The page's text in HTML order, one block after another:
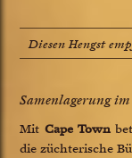
Diesen Hengst
Samenlagerung
Mit Cape Town
die züchterische